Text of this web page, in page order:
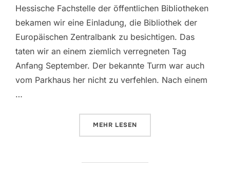
Hessische Fachstelle der öffentlichen Bibliotheken
bekamen wir eine Einladung, die Bibliothek der
Europäischen Zentralbank zu besichtigen. Das
taten wir an einem ziemlich verregneten Tag
Anfang September. Der bekannte Turm war auch
vom Parkhaus her nicht zu verfehlen. Nach einem
…
MEHR ÜBER „ZU BESUCH IN DER
LESEN